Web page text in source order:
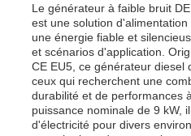
Le générateur à faible bruit
est une solution
une énergie fiable et
et scénarios d'application.
CE EU5, ce générateur diesel
ceux qui recherchent une
durabilité et de performances
puissance nominale de 9 kW,
d'électricité pour divers